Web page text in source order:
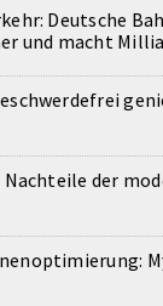
Deutsche
und macht
Nachteile der